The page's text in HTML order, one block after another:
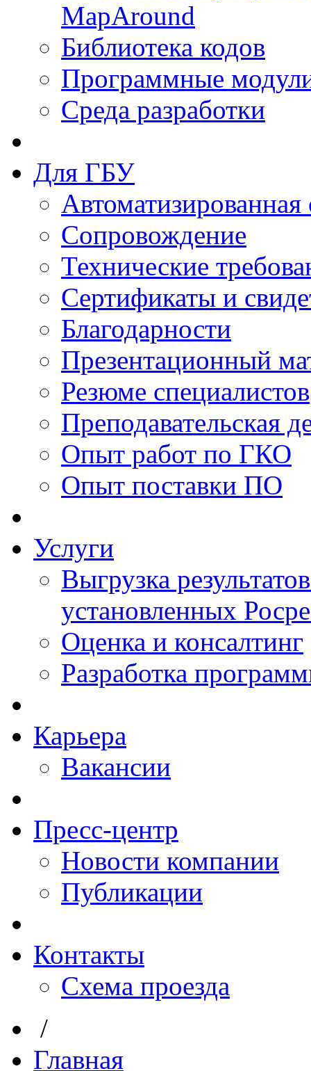
MapAround
Библиотека кодов
Программные
Среда разработки
Для ГБУ
Сопровождение
Технические
Сертификаты и
Благодарности
Презентационный
Резюме специалистов
Преподавательская
Опыт работ по ГКО
Опыт поставки ПО
Услуги
Выгрузка
установленных
Оценка и консалтинг
Разработка
Карьера
Вакансии
Пресс-центр
Новости компании
Публикации
Контакты
Схема проезда
/
Главная